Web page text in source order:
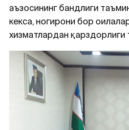
аъзосининг бандлиги
кекса, ногирони бор
хизматлардан қарздорлиги